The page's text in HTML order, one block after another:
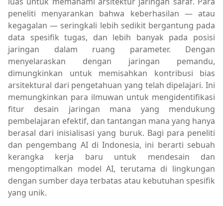
peneliti menyarankan bahwa keberhasilan — atau
kegagalan — seringkali lebih sedikit bergantung pada
data spesifik tugas, dan lebih banyak pada posisi
jaringan dalam ruang parameter. Dengan
menyelaraskan dengan jaringan pemandu,
dimungkinkan untuk memisahkan kontribusi bias
arsitektural dari pengetahuan yang telah dipelajari. Ini
memungkinkan para ilmuwan untuk mengidentifikasi
fitur desain jaringan mana yang mendukung
pembelajaran efektif, dan tantangan mana yang hanya
berasal dari inisialisasi yang buruk. Bagi para peneliti
dan pengembang AI di Indonesia, ini berarti sebuah
kerangka kerja baru untuk mendesain dan
mengoptimalkan model AI, terutama di lingkungan
dengan sumber daya terbatas atau kebutuhan spesifik
yang unik.